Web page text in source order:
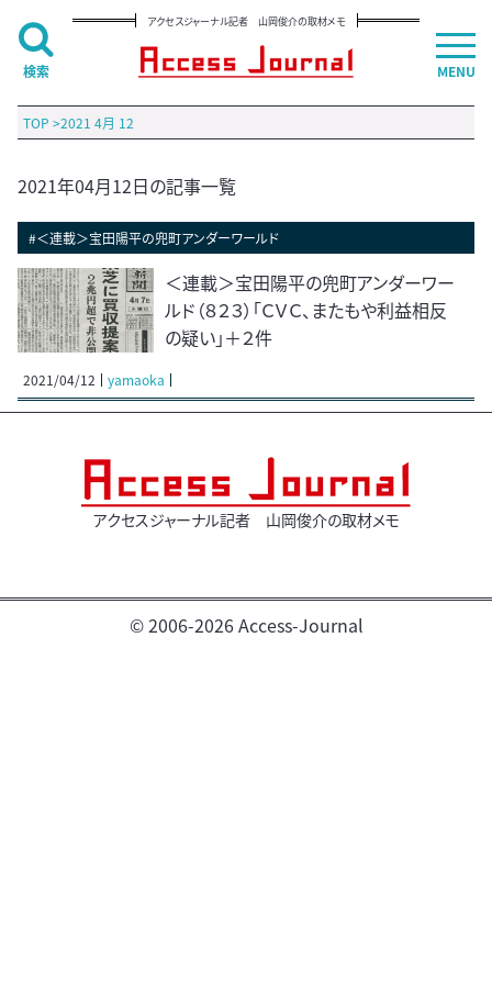
アクセスジャーナル記者 山岡俊介の取材メモ
TOP >2021 4月 12
2021年04月12日の記事一覧
#＜連載＞宝田陽平の兜町アンダーワールド
＜連載＞宝田陽平の兜町アンダーワー
ルド（８２３）「ＣＶＣ、またもや利益相反
の疑い」＋２件
2021/04/12 yamaoka
アクセスジャーナル記者 山岡俊介の取材メモ
© 2006-2026 Access-Journal
MENU
検索